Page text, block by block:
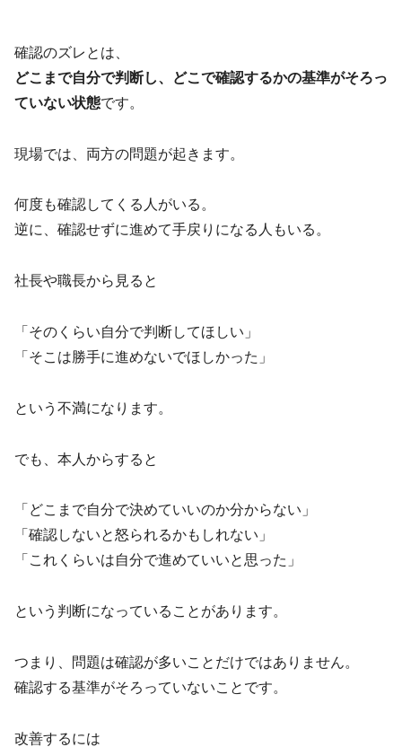
確認のズレとは、
どこまで自分で判断し、どこで確認するかの基準がそろっ
ていない状態です。
現場では、両方の問題が起きます。
何度も確認してくる人がいる。
逆に、確認せずに進めて手戻りになる人もいる。
社長や職長から見ると
「そのくらい自分で判断してほしい」
「そこは勝手に進めないでほしかった」
という不満になります。
でも、本人からすると
「どこまで自分で決めていいのか分からない」
「確認しないと怒られるかもしれない」
「これくらいは自分で進めていいと思った」
という判断になっていることがあります。
つまり、問題は確認が多いことだけではありません。
確認する基準がそろっていないことです。
改善するには